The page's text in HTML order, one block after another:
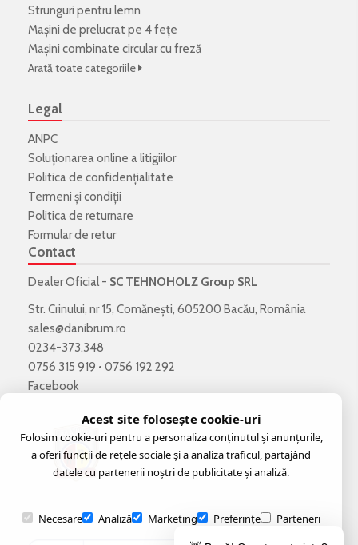
Strunguri pentru lemn
Mașini de prelucrat pe 4 fețe
Mașini combinate circular cu freză
Arată toate categoriile
Legal
ANPC
Soluționarea online a litigiilor
Politica de confidenţialitate
Termeni şi condiţii
Politica de returnare
Formular de retur
Contact
Dealer Oficial - SC TEHNOHOLZ Group SRL
Str. Crinului, nr 15, Comănești, 605200 Bacău, România
sales@danibrum.ro
0234-373.348
0756 315 919 • 0756 192 292
Facebook
Acest site folosește cookie-uri
Folosim cookie-uri pentru a personaliza conținutul și anunțurile,
a oferi funcții de rețele sociale și a analiza traficul, partajând
datele cu partenerii noștri de publicitate și analiză.
Necesare Analiză Marketing Preferințe Parteneri